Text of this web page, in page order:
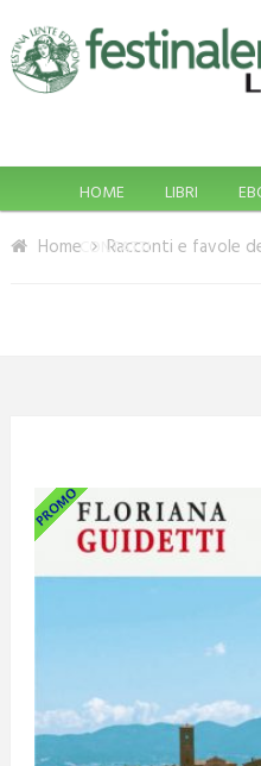
HOME LIBRI
CONTATTI
Home Racconti e favole